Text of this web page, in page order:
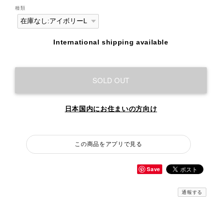
種類
International shipping available
SOLD OUT
日本国内にお住まいの方向け
この商品をアプリで見る
Save
通報する